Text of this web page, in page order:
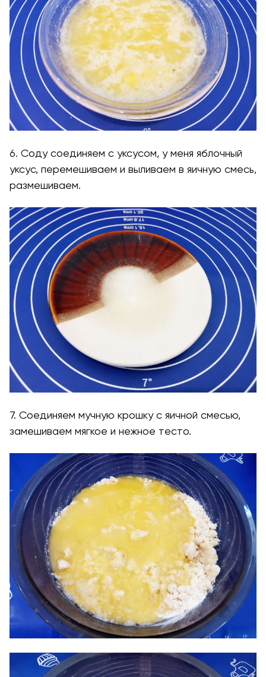
6. Соду соединяем с уксусом, у меня яблочный
уксус, перемешиваем и выливаем в яичную смесь,
размешиваем.
7. Соединяем мучную крошку с яичной смесью,
замешиваем мягкое и нежное тесто.